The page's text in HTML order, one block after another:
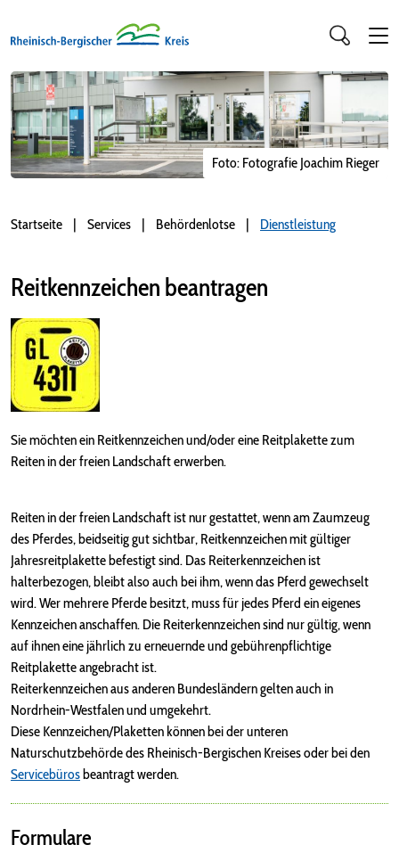
Foto: Fotografie Joachim Rieger
Startseite Services Behördenlotse Dienstleistung
Reitkennzeichen beantragen
Sie möchten ein Reitkennzeichen und/oder eine Reitplakette zum
Reiten in der freien Landschaft erwerben.
Reiten in der freien Landschaft ist nur gestattet, wenn am Zaumzeug
des Pferdes, beidseitig gut sichtbar, Reitkennzeichen mit gültiger
Jahresreitplakette befestigt sind. Das Reiterkennzeichen ist
halterbezogen, bleibt also auch bei ihm, wenn das Pferd gewechselt
wird. Wer mehrere Pferde besitzt, muss für jedes Pferd ein eigenes
Kennzeichen anschaffen. Die Reiterkennzeichen sind nur gültig, wenn
auf ihnen eine jährlich zu erneuernde und gebührenpflichtige
Reitplakette angebracht ist.
Reiterkennzeichen aus anderen Bundesländern gelten auch in
Nordrhein-Westfalen und umgekehrt.
Diese Kennzeichen/Plaketten können bei der unteren
Naturschutzbehörde des Rheinisch-Bergischen Kreises oder bei den
Servicebürosbeantragt werden.
Formulare